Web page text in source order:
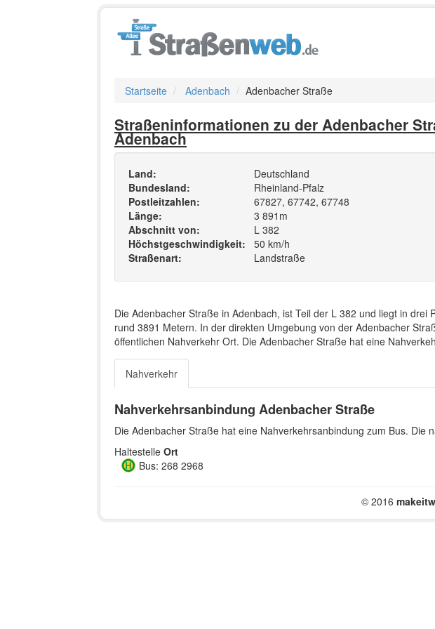
Startseite Adenbach Adenbacher Straße
Straßeninformationen zu der Adenbacher
Adenbach
Land:
Deutschland
Bundesland:
Rheinland-Pfalz
Postleitzahlen:
67827, 67742, 67748
Länge:
3 891m
Abschnitt von:
L 382
Höchstgeschwindigkeit:
50 km/h
Straßenart:
Landstraße
Die Adenbacher Straße in Adenbach, ist Teil der L 382 und liegt in drei
rund 3891 Metern. In der direkten Umgebung von der Adenbacher
öffentlichen Nahverkehr Ort. Die Adenbacher Straße hat eine
Nahverkehr
Nahverkehrsanbindung Adenbacher Straße
Die Adenbacher Straße hat eine Nahverkehrsanbindung zum Bus. Die
Haltestelle Ort
Bus: 268 2968
© 2016